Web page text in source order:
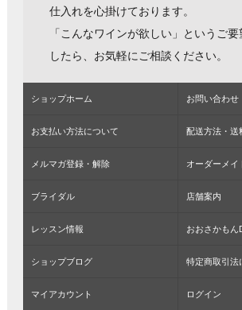
仕入れを心掛けております。
「こんなワインが欲しい」というご
したら、お気軽にご相談ください。
ショップホーム お問い合わせ
お支払い方法について 配送方法・送
メルマガ登録・解除 オーダーメイ
ブライダル 店舗案内
レッスン情報 おおさかもん
ショップブログ 特定商取引法
マイアカウント ログイン